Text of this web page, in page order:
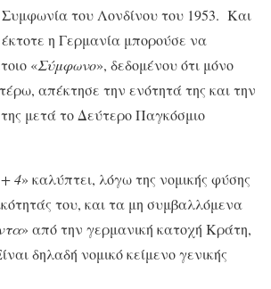
του Λονδίνου του 1953. Και
έκτοτε η Γερμανία μπορούσε να
«Σύμφωνο», δεδομένου ότι μόνο
απέκτησε την ενότητά της και την
μετά το Δεύτερο Παγκόσμιο
4» καλύπτει, λόγω της νομικής φύσης
του, και τα μη συμβαλλόμενα
» από την γερμανική κατοχή Κράτη,
δηλαδή νομικό κείμενο γενικής